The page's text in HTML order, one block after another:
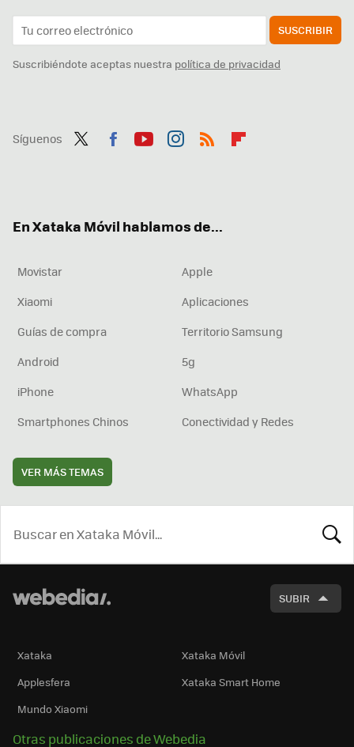
SUSCRIBIR
Suscribiéndote aceptas nuestra política de privacidad
Síguenos
En Xataka Móvil hablamos de...
Movistar
Apple
Xiaomi
Aplicaciones
Guías de compra
Territorio Samsung
Android
5g
iPhone
WhatsApp
Smartphones Chinos
Conectividad y Redes
VER MÁS TEMAS
SUBIR
Xataka
Xataka Móvil
Applesfera
Xataka Smart Home
Mundo Xiaomi
Otras publicaciones de Webedia